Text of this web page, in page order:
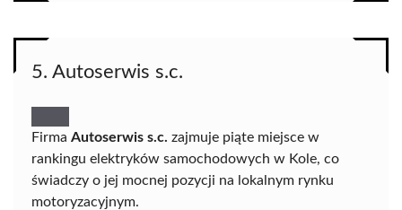
5. Autoserwis s.c.
Firma Autoserwis s.c. zajmuje piąte miejsce w
rankingu elektryków samochodowych w Kole, co
świadczy o jej mocnej pozycji na lokalnym rynku
motoryzacyjnym.